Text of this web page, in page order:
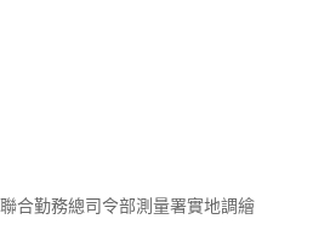
合勤務總司令部測量署實地調繪